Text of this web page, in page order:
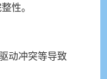
性。
动冲突等导致